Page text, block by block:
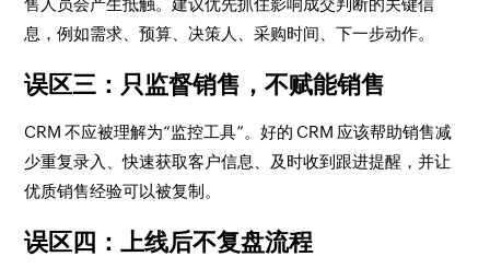
售人员会产生抵触。建议优先抓住影响成交判断的关键信
息，例如需求、预算、决策人、采购时间、下一步动作。
误区三：只监督销售，不赋能销售
CRM 不应被理解为“监控工具”。好的 CRM 应该帮助销售减
少重复录入、快速获取客户信息、及时收到跟进提醒，并让
优质销售经验可以被复制。
误区四：上线后不复盘流程